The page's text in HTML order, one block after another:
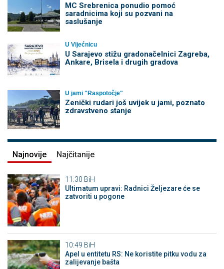
MC Srebrenica ponudio pomoć
saradnicima koji su pozvani na
saslušanje
U Vijećnicu
U Sarajevo stižu gradonačelnici Zagreba,
Ankare, Brisela i drugih gradova
U jami "Raspotočje"
Zenički rudari još uvijek u jami, poznato
zdravstveno stanje
Najnovije Najčitanije
11:30 BiH
Ultimatum upravi: Radnici Željezare će se
zatvoriti u pogone
10:49 BiH
Apel u entitetu RS: Ne koristite pitku vodu za
zalijevanje bašta